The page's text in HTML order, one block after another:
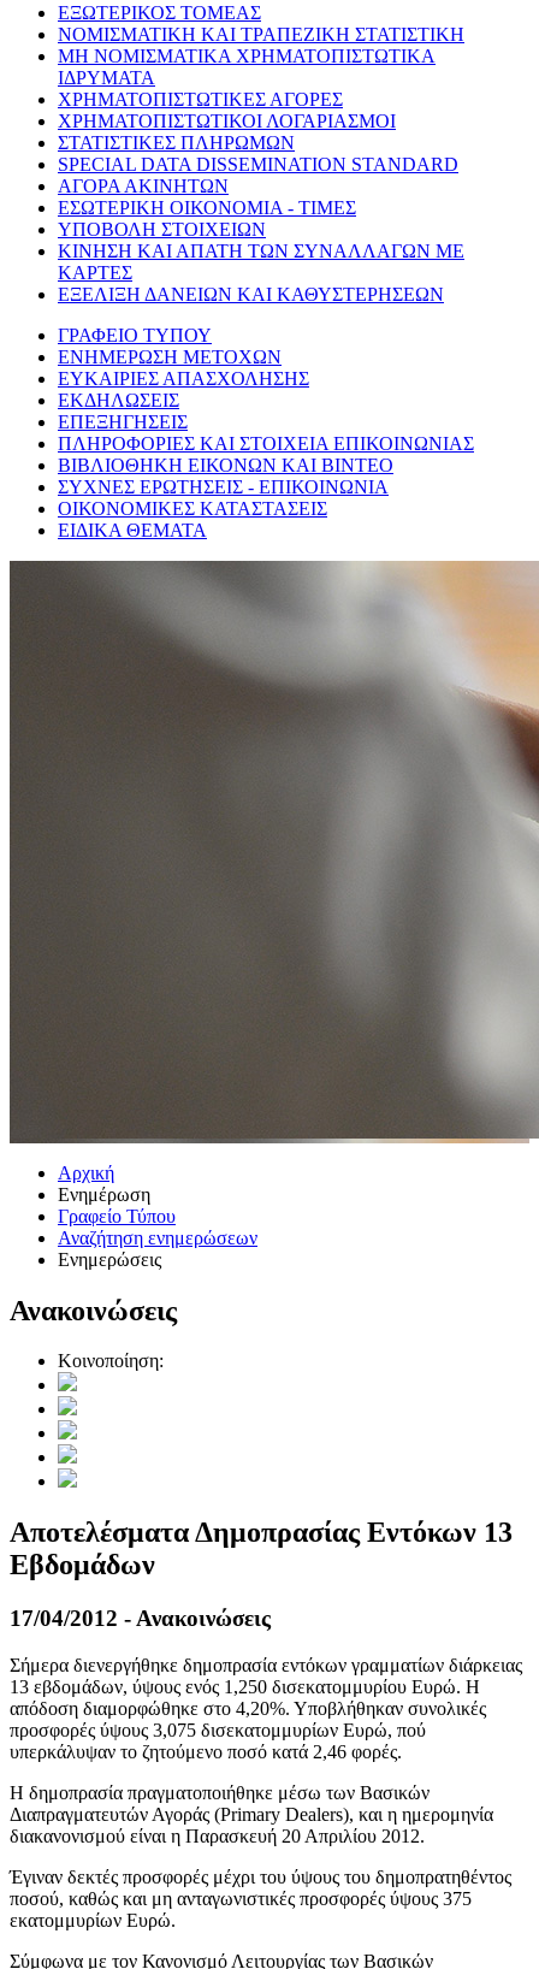
ΕΞΩΤΕΡΙΚΟΣ ΤΟΜΕΑΣ
ΝΟΜΙΣΜΑΤΙΚΗ ΚΑΙ ΤΡΑΠΕΖΙΚΗ ΣΤΑΤΙΣΤΙΚΗ
ΜΗ ΝΟΜΙΣΜΑΤΙΚΑ ΧΡΗΜΑΤΟΠΙΣΤΩΤΙΚΑ
ΙΔΡΥΜΑΤΑ
ΧΡΗΜΑΤΟΠΙΣΤΩΤΙΚΕΣ ΑΓΟΡΕΣ
ΧΡΗΜΑΤΟΠΙΣΤΩΤΙΚΟΙ ΛΟΓΑΡΙΑΣΜΟΙ
ΣΤΑΤΙΣΤΙΚΕΣ ΠΛΗΡΩΜΩΝ
SPECIAL DATA DISSEMINATION STANDARD
ΑΓΟΡΑ ΑΚΙΝΗΤΩΝ
ΕΣΩΤΕΡΙΚΗ ΟΙΚΟΝΟΜΙΑ - ΤΙΜΕΣ
ΥΠΟΒΟΛΗ ΣΤΟΙΧΕΙΩΝ
ΚΙΝΗΣΗ ΚΑΙ ΑΠΑΤΗ ΤΩΝ ΣΥΝΑΛΛΑΓΩΝ ΜΕ
ΚΑΡΤΕΣ
ΕΞΕΛΙΞΗ ΔΑΝΕΙΩΝ ΚΑΙ ΚΑΘΥΣΤΕΡΗΣΕΩΝ
ΓΡΑΦΕΙΟ ΤΥΠΟΥ
ΕΝΗΜΕΡΩΣΗ ΜΕΤΟΧΩΝ
ΕΥΚΑΙΡΙΕΣ ΑΠΑΣΧΟΛΗΣΗΣ
ΕΚΔΗΛΩΣΕΙΣ
ΕΠΕΞΗΓΗΣΕΙΣ
ΠΛΗΡΟΦΟΡΙΕΣ ΚΑΙ ΣΤΟΙΧΕΙΑ ΕΠΙΚΟΙΝΩΝΙΑΣ
ΒΙΒΛΙΟΘΗΚΗ ΕΙΚΟΝΩΝ ΚΑΙ ΒΙΝΤΕΟ
ΣΥΧΝΕΣ ΕΡΩΤΗΣΕΙΣ - ΕΠΙΚΟΙΝΩΝΙΑ
ΟΙΚΟΝΟΜΙΚΕΣ ΚΑΤΑΣΤΑΣΕΙΣ
ΕΙΔΙΚΑ ΘΕΜΑΤΑ
Αρχική
Ενημέρωση
Γραφείο Τύπου
Αναζήτηση ενημερώσεων
Ενημερώσεις
Ανακοινώσεις
Κοινοποίηση:
Αποτελέσματα Δημοπρασίας Εντόκων 13
Εβδομάδων
17/04/2012 - Ανακοινώσεις
Σήμερα διενεργήθηκε δημοπρασία εντόκων γραμματίων διάρκειας
13 εβδομάδων, ύψους ενός 1,250 δισεκατομμυρίου Ευρώ. Η
απόδοση διαμορφώθηκε στο 4,20%. Υποβλήθηκαν συνολικές
προσφορές ύψους 3,075 δισεκατομμυρίων Ευρώ, πού
υπερκάλυψαν το ζητούμενο ποσό κατά 2,46 φορές.
Η δημοπρασία πραγματοποιήθηκε μέσω των Βασικών
Διαπραγματευτών Αγοράς (Primary Dealers), και η ημερομηνία
διακανονισμού είναι η Παρασκευή 20 Απριλίου 2012.
Έγιναν δεκτές προσφορές μέχρι του ύψους του δημοπρατηθέντος
ποσού, καθώς και μη ανταγωνιστικές προσφορές ύψους 375
εκατομμυρίων Ευρώ.
Σύμφωνα με τον Κανονισμό Λειτουργίας των Βασικών